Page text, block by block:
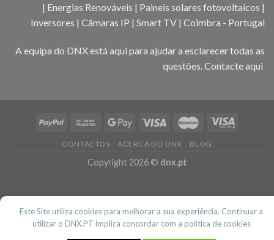
| Energias Renováveis | Paineis solares fotovoltaicos |
Inversores | Câmaras IP | Smart TV | Coimbra - Portugal
A equipa do DNX está aqui para ajudar a esclarecer todas as
questões. Contacte aqui
CONTACTOS ACERCA DO DNX BLOG
Copyright 2026 © dnx.pt
Este Site utiliza cookies para melhorar a sua experiência. Continuar a
utilizar o DNX.PT implica concordar com a politica de cookies